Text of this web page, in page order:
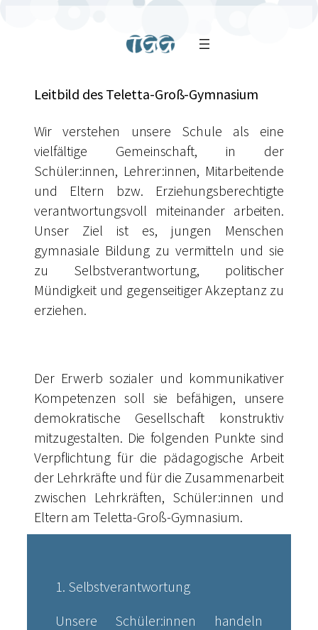
Leitbild des Teletta-Groß-Gymnasium
Wir verstehen unsere Schule als eine
vielfältige Gemeinschaft, in der
Schüler:innen, Lehrer:innen, Mitarbeitende
und Eltern bzw. Erziehungsberechtigte
verantwortungsvoll miteinander arbeiten.
Unser Ziel ist es, jungen Menschen
gymnasiale Bildung zu vermitteln und sie
zu Selbstverantwortung, politischer
Mündigkeit und gegenseitiger Akzeptanz zu
erziehen.
Der Erwerb sozialer und kommunikativer
Kompetenzen soll sie befähigen, unsere
demokratische Gesellschaft konstruktiv
mitzugestalten. Die folgenden Punkte sind
Verpflichtung für die pädagogische Arbeit
der Lehrkräfte und für die Zusammenarbeit
zwischen Lehrkräften, Schüler:innen und
Eltern am Teletta-Groß-Gymnasium.
1. Selbstverantwortung
Unsere Schüler:innen handeln